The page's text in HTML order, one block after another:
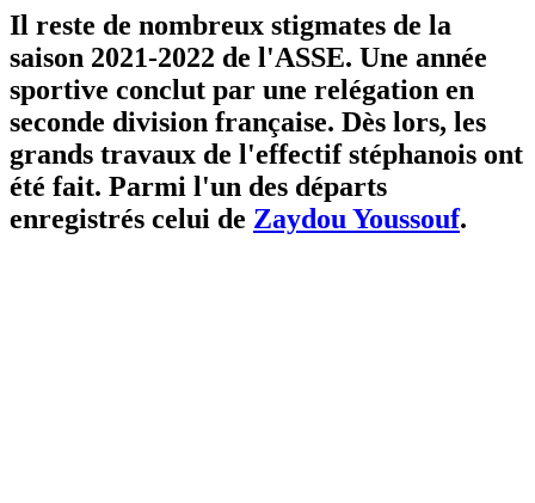
Il reste de nombreux stigmates de la
saison 2021-2022 de l'ASSE. Une année
sportive conclut par une relégation en
seconde division française. Dès lors, les
grands travaux de l'effectif stéphanois ont
été fait. Parmi l'un des départs
enregistrés celui de Zaydou Youssouf.